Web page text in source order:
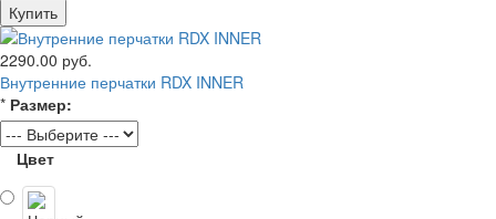
Купить
2290.00 руб.
Внутренние перчатки RDX INNER
* Размер:
Цвет